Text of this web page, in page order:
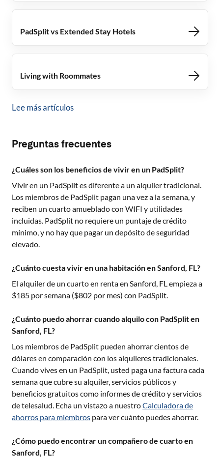
PadSplit vs Extended Stay Hotels
Living with Roommates
Lee más artículos
Preguntas frecuentes
¿Cuáles son los beneficios de vivir en un PadSplit?
Vivir en un PadSplit es diferente a un alquiler tradicional.
Los miembros de PadSplit pagan una vez a la semana, y
reciben un cuarto amueblado con WIFI y utilidades
incluidas. PadSplit no requiere un puntaje de crédito
mínimo, y no hay que pagar un depósito de seguridad
elevado.
¿Cuánto cuesta vivir en una habitación en Sanford, FL?
El alquiler de un cuarto en renta en Sanford, FLempieza a
$185 por semana ($802 por mes) con PadSplit.
¿Cuánto puedo ahorrar cuando alquilo con PadSplit en
Sanford, FL?
Los miembros de PadSplit pueden ahorrar cientos de
dólares en comparación con los alquileres tradicionales.
Cuando vives en un PadSplit, usted paga una factura cada
semana que cubre su alquiler, servicios públicos y
beneficios gratuitos como informes de crédito y servicios
de telesalud. Echa un vistazo a nuestroCalculadora de
ahorros para miembros para ver cuánto puedes ahorrar.
¿Cómo puedo encontrar un compañero de cuarto en
Sanford, FL?